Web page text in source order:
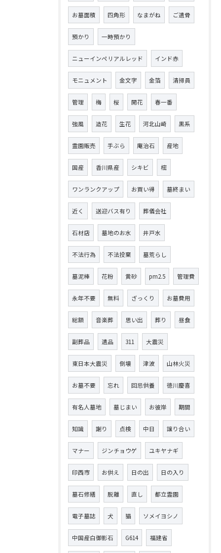
お墓面積 四角形 なまがね ご遺骨
預かり 一時預かり
ニューインペリアルレッド インド赤
モニュメント 金文字 金箔 清掃員
管理 梅 桜 開花 春一番
強風 造花 生花 河北山崎 黒系
霊園販売 手ぶら 庵治石 産地
国産 香川県産 シキビ 樒
ワンランクアップ お買い得 墓終まい
近く 送迎バス有り 葬儀会社
石材店 墓地のお水 井戸水
不法行為 不法投棄 墓荒らし
墓泥棒 花粉 黄砂 pm2.5 管理費
永年不要 無料 ざっくり お墓費用
総額 音楽葬 思い出 葬り 昼食
副葬品 遺品 311 大震災
東日本大震災 倒壊 津波 山林火災
お墓不要 忘れ 回忌供養 徳川慶喜
有名人墓地 墓じまい お彼岸 期間
知識 謝り 点検 中日 譲り合い
マナー ジンチョウゲ ユキヤナギ
印西市 お供え 日の出 日の入り
墓石修繕 脱離 直し 都立霊園
電子墓誌 犬 猫 ソメイヨシノ
中国産白御影石 G614 福建省